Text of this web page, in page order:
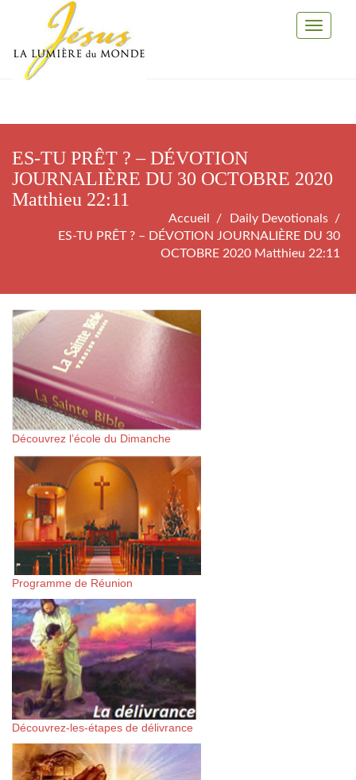
Toggle
ES-TU PRÊT ? – DÉVOTION
JOURNALIÈRE DU 30 OCTOBRE 2020
Matthieu 22:11
Accueil
Daily Devotionals
ES-TU PRÊT ? – DÉVOTION JOURNALIÈRE DU 30
OCTOBRE 2020 Matthieu 22:11
Découvrez l’école du Dimanche
Programme de Réunion
Découvrez-les-étapes de délivrance